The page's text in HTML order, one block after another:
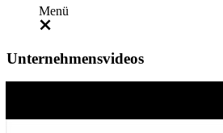
Menü
Unternehmensvideos